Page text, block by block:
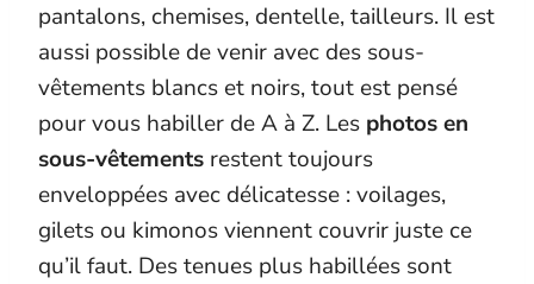
pantalons, chemises, dentelle, tailleurs. Il est
aussi possible de venir avec des sous-
vêtements blancs et noirs, tout est pensé
pour vous habiller de A à Z. Les photos en
sous-vêtements restent toujours
enveloppées avec délicatesse : voilages,
gilets ou kimonos viennent couvrir juste ce
qu’il faut. Des tenues plus habillées sont